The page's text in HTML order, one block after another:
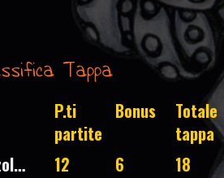
Tappa
P.ti
partite
Bonus
Totale
tappa
12 6
18